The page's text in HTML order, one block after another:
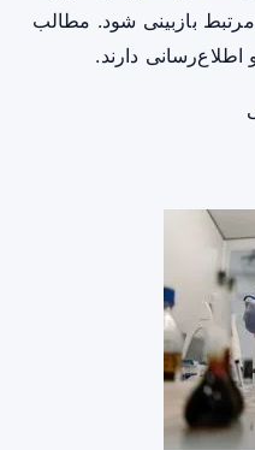
بازبینی شود. مطالب
دارند.